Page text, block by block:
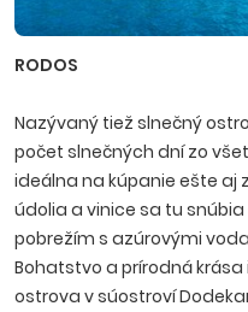
RODOS
Nazývaný tiež slnečný
počet slnečných dní zo
ideálna na kúpanie ešte aj
údolia a vinice sa tu
pobrežím s azúrovými
Bohatstvo a prírodná
ostrova v súostroví